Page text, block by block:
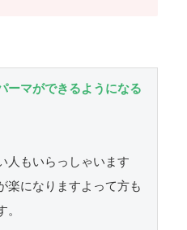
ーマができるようになる
人もいらっしゃいます
楽になりますよって方も